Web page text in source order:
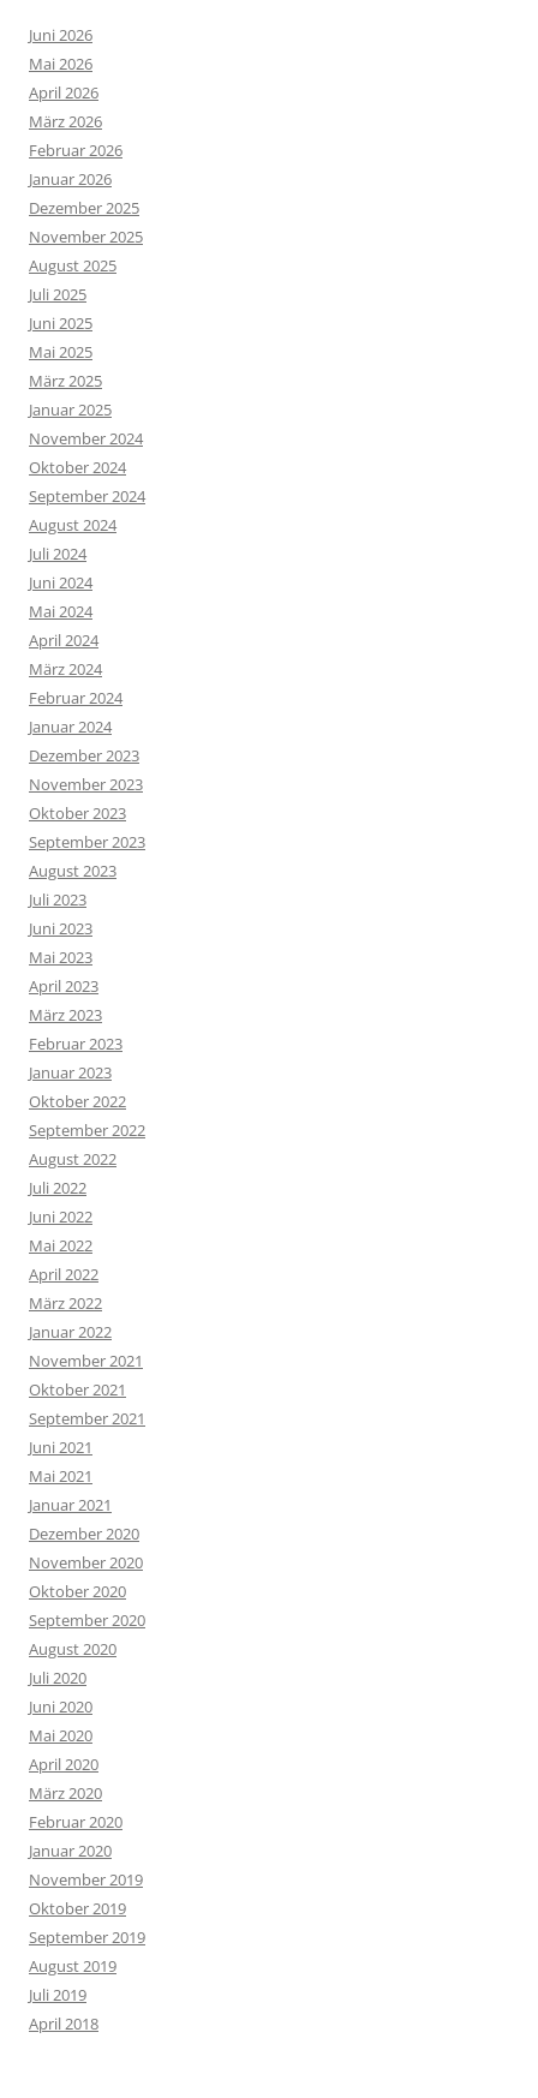
Juni 2026
Mai 2026
April 2026
März 2026
Februar 2026
Januar 2026
Dezember 2025
November 2025
August 2025
Juli 2025
Juni 2025
Mai 2025
März 2025
Januar 2025
November 2024
Oktober 2024
September 2024
August 2024
Juli 2024
Juni 2024
Mai 2024
April 2024
März 2024
Februar 2024
Januar 2024
Dezember 2023
November 2023
Oktober 2023
September 2023
August 2023
Juli 2023
Juni 2023
Mai 2023
April 2023
März 2023
Februar 2023
Januar 2023
Oktober 2022
September 2022
August 2022
Juli 2022
Juni 2022
Mai 2022
April 2022
März 2022
Januar 2022
November 2021
Oktober 2021
September 2021
Juni 2021
Mai 2021
Januar 2021
Dezember 2020
November 2020
Oktober 2020
September 2020
August 2020
Juli 2020
Juni 2020
Mai 2020
April 2020
März 2020
Februar 2020
Januar 2020
November 2019
Oktober 2019
September 2019
August 2019
Juli 2019
April 2018